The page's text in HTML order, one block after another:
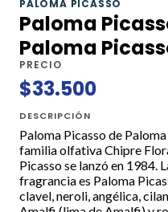
PALOMA PICASSO
Paloma
Paloma
PRECIO
$33.500
DESCRIPCIÓN
Paloma Picasso de
familia olfativa Chipre
Picasso se lanzó en 1984.
fragrancia es Paloma
clavel, neroli, angélica,